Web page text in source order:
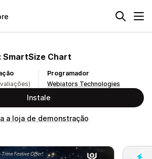
SmartSize Chart
Programador
Webiators Technologies
Instale
a loja de demonstração